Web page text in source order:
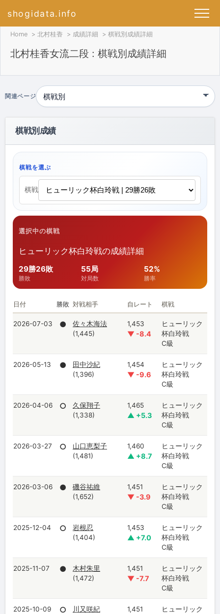
shogidata.info
Home 北村桂香 成績詳細 棋戦別成績詳細
北村桂香女流二段 : 棋戦別成績詳細
関連ページ
棋戦別成績
棋戦を選ぶ
棋戦
選択中の棋戦
ヒューリック杯白玲戦の成績詳細
29勝26敗
勝敗
55局
対局数
52%
勝率
日付 勝敗 対戦相手 自レート 棋戦
2026-07-03 ●
佐々木海法
(1,445)
1,453
▼ -8.4
ヒューリック
杯白玲戦
C級
2026-05-13 ●
田中沙紀
(1,396)
1,454
▼ -9.6
ヒューリック
杯白玲戦
C級
2026-04-06 ○
久保翔子
(1,338)
1,465
▲ +5.3
ヒューリック
杯白玲戦
C級
2026-03-27 ○
山口恵梨子
(1,481)
1,460
▲ +8.7
ヒューリック
杯白玲戦
C級
2026-03-06 ●
磯谷祐維
(1,652)
1,451
▼ -3.9
ヒューリック
杯白玲戦
C級
2025-12-04 ○
岩根忍
(1,404)
1,453
▲ +7.0
ヒューリック
杯白玲戦
C級
2025-11-07 ●
木村朱里
(1,472)
1,451
▼ -7.7
ヒューリック
杯白玲戦
C級
2025-10-09 ○
川又咲紀
1,451
ヒューリック